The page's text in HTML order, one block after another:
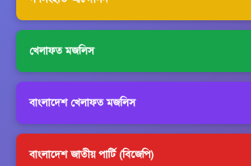
খেলাফত মজলিস
বাংলাদেশ খেলাফত মজলিস
বাংলাদেশ জাতীয় পার্টি (বিজেপি)